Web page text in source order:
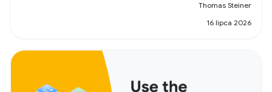
Thomas Steiner
16 lipca 2026